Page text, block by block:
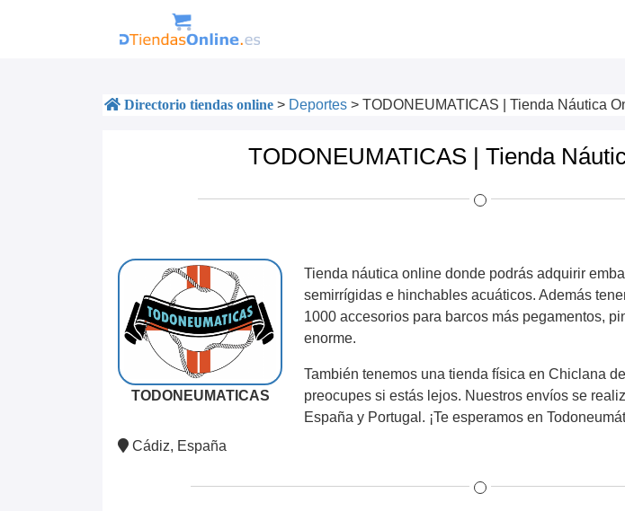
Directorio tiendas online > Deportes > TODONEUMATICAS | Tienda Náutica
TODONEUMATICAS | Tienda
TODONEUMATICAS
Cádiz, España
Tienda náutica online donde podrás adquirir
semirrígidas e hinchables acuáticos. Además
1000 accesorios para barcos más pegamentos,
enorme.
También tenemos una tienda física en Chiclana
preocupes si estás lejos. Nuestros envíos se
España y Portugal. ¡Te esperamos en